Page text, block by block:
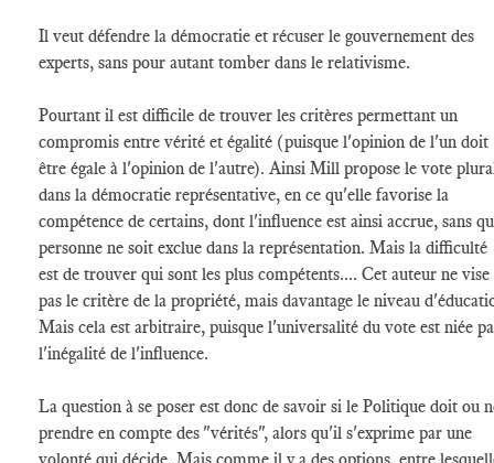
Il veut défendre la démocratie et récuser le gouvernement des
experts, sans pour autant tomber dans le relativisme.
Pourtant il est difficile de trouver les critères permettant un
compromis entre vérité et égalité (puisque l'opinion de l'un doit
être égale à l'opinion de l'autre). Ainsi Mill propose le vote
dans la démocratie représentative, en ce qu'elle favorise la
compétence de certains, dont l'influence est ainsi accrue, sans
personne ne soit exclue dans la représentation. Mais la difficulté
est de trouver qui sont les plus compétents.... Cet auteur ne vise
pas le critère de la propriété, mais davantage le niveau
Mais cela est arbitraire, puisque l'universalité du vote est niée
l'inégalité de l'influence.
La question à se poser est donc de savoir si le Politique doit ou
prendre en compte des "vérités", alors qu'il s'exprime par une